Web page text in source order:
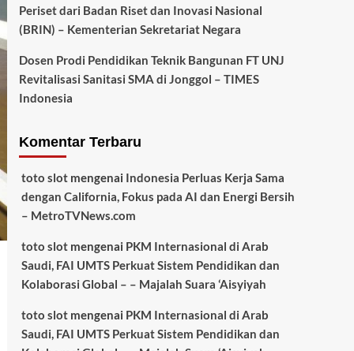
Periset dari Badan Riset dan Inovasi Nasional
(BRIN) – Kementerian Sekretariat Negara
Dosen Prodi Pendidikan Teknik Bangunan FT UNJ
Revitalisasi Sanitasi SMA di Jonggol – TIMES
Indonesia
Komentar Terbaru
toto slotmengenai Indonesia Perluas Kerja Sama
dengan California, Fokus pada AI dan Energi Bersih
– MetroTVNews.com
toto slotmengenai PKM Internasional di Arab
Saudi, FAI UMTS Perkuat Sistem Pendidikan dan
Kolaborasi Global – – Majalah Suara ‘Aisyiyah
toto slotmengenai PKM Internasional di Arab
Saudi, FAI UMTS Perkuat Sistem Pendidikan dan